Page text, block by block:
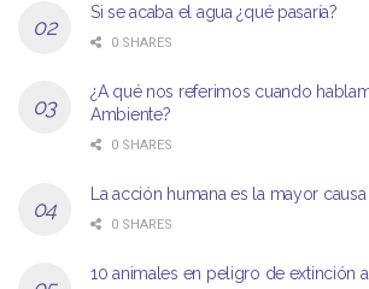
Si se acaba el agua ¿qué pasaría?
0 SHARES
¿A qué nos referimos cuando
Ambiente?
0 SHARES
La acción humana es la mayor
0 SHARES
10 animales en peligro de extinción